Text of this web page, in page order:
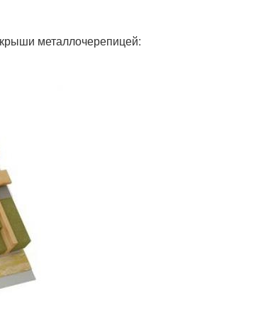
металлочерепицей: